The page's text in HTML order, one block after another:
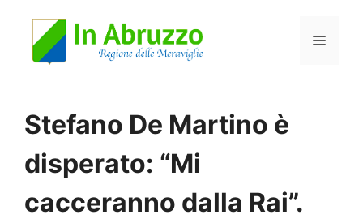
Menu
Stefano De Martino è
disperato: “Mi
cacceranno dalla Rai”.